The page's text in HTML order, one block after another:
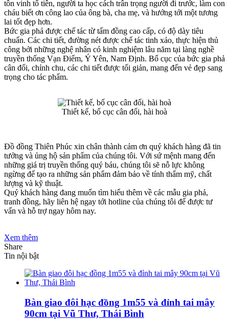
tôn vinh tổ tiên, người ta học cách trân trọng người đi trước, làm con
cháu biết ơn công lao của ông bà, cha mẹ, và hướng tới một tương
lai tốt đẹp hơn.
Bức gia phả được chế tác từ tấm đồng cao cấp, có độ dày tiêu
chuẩn. Các chi tiết, đường nét được chế tác tinh xảo, thực hiện thủ
công bởi những nghệ nhân có kinh nghiệm lâu năm tại làng nghề
truyền thống Vạn Điểm, Ý Yên, Nam Định. Bố cục của bức gia phả
cân đối, chỉnh chu, các chi tiết được tối giản, mang đến vẻ đẹp sang
trọng cho tác phẩm.
Thiết kế, bố cục cân đối, hài hoà
Đồ đồng Thiên Phúc xin chân thành cảm ơn quý khách hàng đã tin
tưởng và ủng hộ sản phẩm của chúng tôi. Với sứ mệnh mang đến
những giá trị truyền thống quý báu, chúng tôi sẽ nỗ lực không
ngừng để tạo ra những sản phẩm đảm bảo về tính thẩm mỹ, chất
lượng và kỹ thuật.
Quý khách hàng đang muốn tìm hiểu thêm về các mẫu gia phả,
tranh đồng, hãy liên hệ ngay tới hotline của chúng tôi để được tư
vấn và hỗ trợ ngay hôm nay.
Xem thêm
Share
Tin nội bật
Bàn giao đôi hạc đồng 1m55 và đỉnh tai mây
90cm tại Vũ Thư, Thái Bình